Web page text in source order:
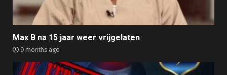
Max B na 15 jaar weer vrijgelaten
9 months ago